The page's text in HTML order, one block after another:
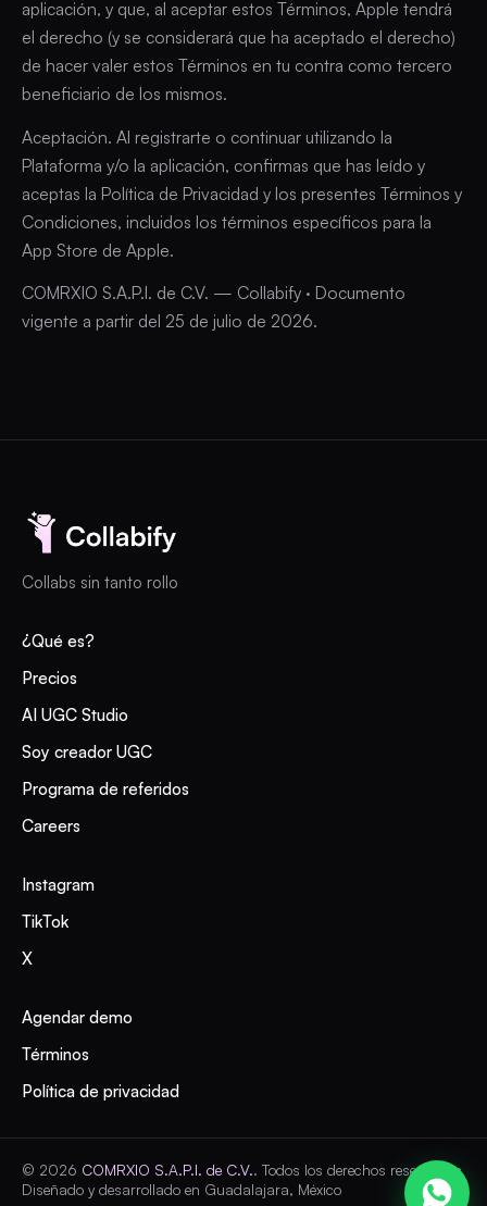
aplicación, y que, al aceptar estos Términos, Apple tendrá
el derecho (y se considerará que ha aceptado el derecho)
de hacer valer estos Términos en tu contra como tercero
beneficiario de los mismos.
Aceptación. Al registrarte o continuar utilizando la
Plataforma y/o la aplicación, confirmas que has leído y
aceptas la Política de Privacidad y los presentes Términos y
Condiciones, incluidos los términos específicos para la
App Store de Apple.
COMRXIO S.A.P.I. de C.V. — Collabify · Documento
vigente a partir del 25 de julio de 2026.
Collabs sin tanto rollo
¿Qué es?
Precios
AI UGC Studio
Soy creador UGC
Programa de referidos
Careers
Instagram
TikTok
X
Agendar demo
Términos
Política de privacidad
© 2026 COMRXIO S.A.P.I. de C.V.. Todos los derechos reservados
Diseñado y desarrollado en Guadalajara, México